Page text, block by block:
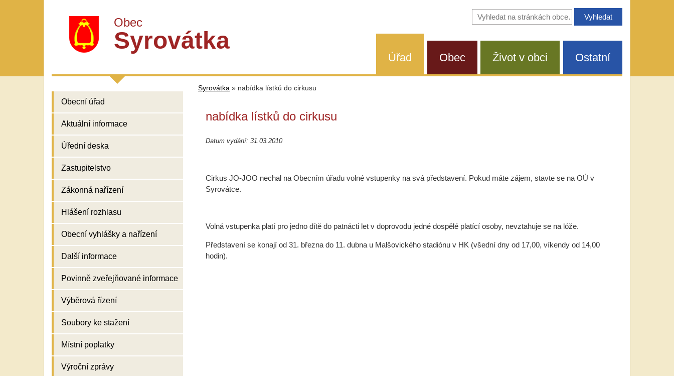
Obec
Syrovátka
Vyhledávání
na
Úřad Obec Život v obci Ostatní
Obecní úřad
Aktuální informace
Úřední deska
Zastupitelstvo
Zákonná nařízení
Hlášení rozhlasu
Obecní vyhlášky a nařízení
Další informace
Povinně zveřejňované informace
Výběrová řízení
Soubory ke stažení
Místní poplatky
Výroční zprávy
Syrovátka » nabídka lístků do cirkusu
nabídka lístků do cirkusu
Datum vydání: 31.03.2010
Cirkus JO-JOO nechal na Obecním úřadu volné vstupenky na svá představení. Pokud máte zájem, stavte se na OÚ v
Syrovátce.
Volná vstupenka platí pro jedno dítě do patnácti let v doprovodu jedné dospělé platící osoby, nevztahuje se na lóže.
Představení se konají od 31. března do 11. dubna u Malšovického stadiónu v HK (všední dny od 17,00, víkendy od 14,00
hodin).